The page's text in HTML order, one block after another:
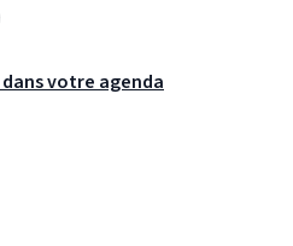
votre agenda